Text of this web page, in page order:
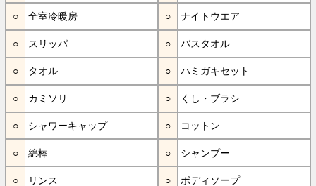
全室冷暖房 ナイトウエア
スリッパ バスタオル
タオル ハミガキセット
カミソリ くし・ブラシ
シャワーキャップ コットン
綿棒 シャンプー
リンス ボディソープ